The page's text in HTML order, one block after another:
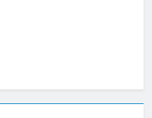
1 Year Ago